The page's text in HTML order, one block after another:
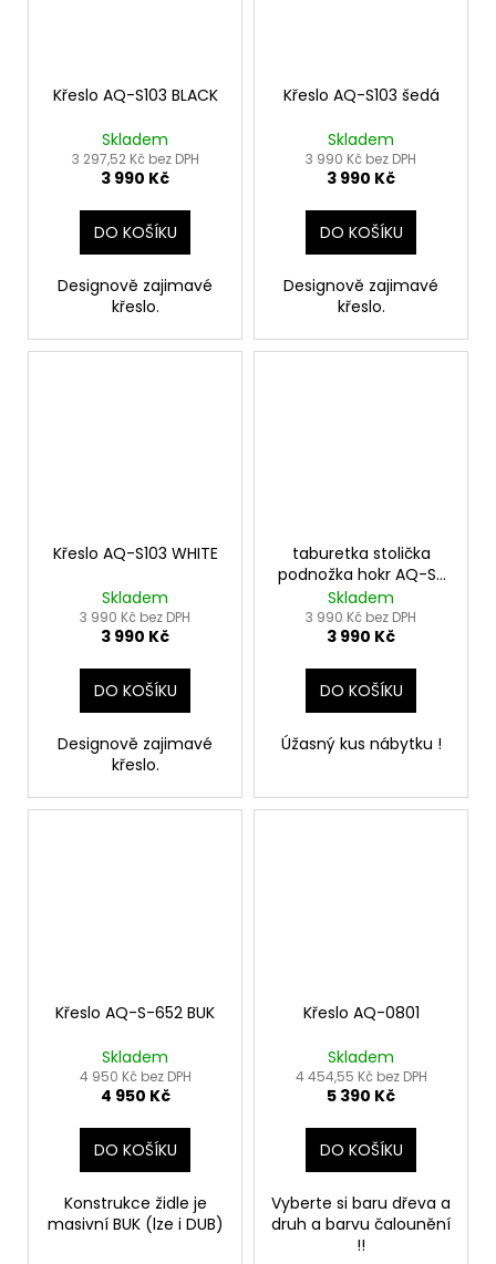
Křeslo AQ-S103 BLACK
Skladem
3 297,52 Kč bez DPH
3 990 Kč
DO KOŠÍKU
Designově zajimavé
křeslo.
Křeslo AQ-S103 šedá
Skladem
3 990 Kč bez DPH
3 990 Kč
DO KOŠÍKU
Designově zajimavé
křeslo.
Křeslo AQ-S103 WHITE
Skladem
3 990 Kč bez DPH
3 990 Kč
DO KOŠÍKU
Designově zajimavé
křeslo.
taburetka stolička
podnožka hokr AQ-S-
088
Skladem
3 990 Kč bez DPH
3 990 Kč
DO KOŠÍKU
Úžasný kus nábytku !
Křeslo AQ-S-652 BUK
Skladem
4 950 Kč bez DPH
4 950 Kč
DO KOŠÍKU
Konstrukce židle je
masivní BUK (lze i DUB)
Křeslo AQ-0801
Skladem
4 454,55 Kč bez DPH
5 390 Kč
DO KOŠÍKU
Vyberte si baru dřeva a
druh a barvu čalounění
!!